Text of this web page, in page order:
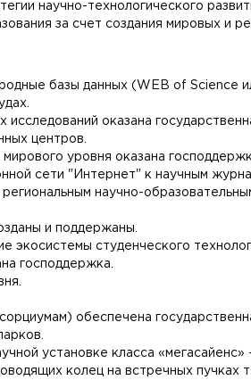
научно-технологического
за счет создания мировых и
базы данных (WEB of Science
оказана
центров.
уровня оказана
сети "Интернет" к научным
научно-
и поддержаны.
экосистемы студенческого
господдержка.
обеспечена
установке класса
колец на встречных пучках